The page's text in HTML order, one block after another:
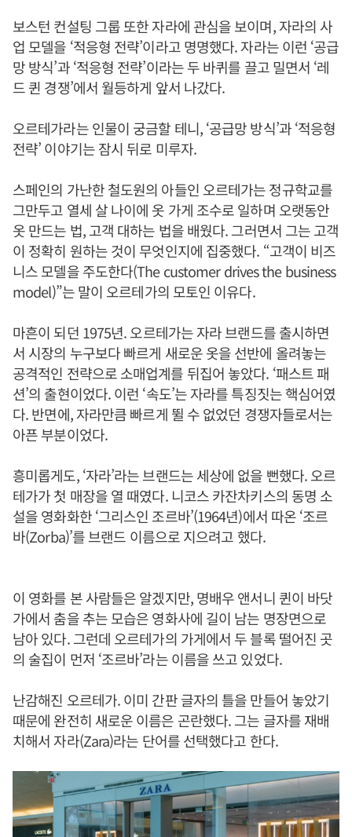
보스턴 컨설팅 그룹 또한 자라에 관심을 보이며, 자라의 사
업 모델을 ‘적응형 전략’이라고 명명했다. 자라는 이런 ‘공급
망 방식’과 ‘적응형 전략’이라는 두 바퀴를 끌고 밀면서 ‘레
드 퀸 경쟁’에서 월등하게 앞서 나갔다.
오르테가라는 인물이 궁금할 테니, ‘공급망 방식’과 ‘적응형
전략’ 이야기는 잠시 뒤로 미루자.
스페인의 가난한 철도원의 아들인 오르테가는 정규학교를
그만두고 열세 살 나이에 옷 가게 조수로 일하며 오랫동안
옷 만드는 법, 고객 대하는 법을 배웠다. 그러면서 그는 고객
이 정확히 원하는 것이 무엇인지에 집중했다. “고객이 비즈
니스 모델을 주도한다(The customer drives the business
model)”는 말이 오르테가의 모토인 이유다.
마흔이 되던 1975년. 오르테가는 자라 브랜드를 출시하면
서 시장의 누구보다 빠르게 새로운 옷을 선반에 올려놓는
공격적인 전략으로 소매업계를 뒤집어 놓았다. ‘패스트 패
션’의 출현이었다. 이런 ‘속도’는 자라를 특징짓는 핵심어였
다. 반면에, 자라만큼 빠르게 뛸 수 없었던 경쟁자들로서는
아픈 부분이었다.
흥미롭게도, ‘자라’라는 브랜드는 세상에 없을 뻔했다. 오르
테가가 첫 매장을 열 때였다. 니코스 카잔차키스의 동명 소
설을 영화화한 ‘그리스인 조르바’(1964년)에서 따온 ‘조르
바(Zorba)’를 브랜드 이름으로 지으려고 했다.
이 영화를 본 사람들은 알겠지만, 명배우 앤서니 퀸이 바닷
가에서 춤을 추는 모습은 영화사에 길이 남는 명장면으로
남아 있다. 그런데 오르테가의 가게에서 두 블록 떨어진 곳
의 술집이 먼저 ‘조르바’라는 이름을 쓰고 있었다.
난감해진 오르테가. 이미 간판 글자의 틀을 만들어 놓았기
때문에 완전히 새로운 이름은 곤란했다. 그는 글자를 재배
치해서 자라(Zara)라는 단어를 선택했다고 한다.